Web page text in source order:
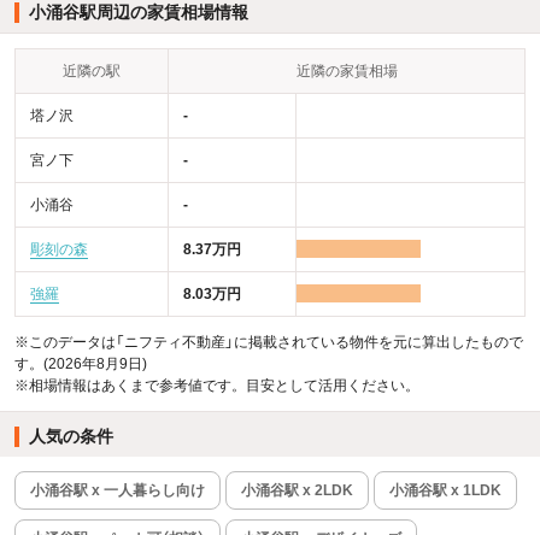
小涌谷駅周辺の家賃相場情報
近隣の駅 近隣の家賃相場
塔ノ沢 -
宮ノ下 -
小涌谷 -
彫刻の森 8.37万円
強羅 8.03万円
※このデータは「ニフティ不動産」に掲載されている物件を元に算出したもので
す。(2026年8月9日)
※相場情報はあくまで参考値です。目安として活用ください。
人気の条件
小涌谷駅 x 一人暮らし向け 小涌谷駅 x 2LDK 小涌谷駅 x 1LDK